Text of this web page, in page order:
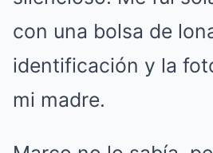
con una bolsa de
identificación y la
mi madre.